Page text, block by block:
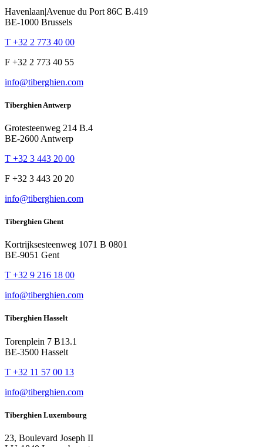
Havenlaan|Avenue du Port 86C B.419
BE-1000 Brussels
T +32 2 773 40 00
F +32 2 773 40 55
info@tiberghien.com
Tiberghien Antwerp
Grotesteenweg 214 B.4
BE-2600 Antwerp
T +32 3 443 20 00
F +32 3 443 20 20
info@tiberghien.com
Tiberghien Ghent
Kortrijksesteenweg 1071 B 0801
BE-9051 Gent
T +32 9 216 18 00
info@tiberghien.com
Tiberghien Hasselt
Torenplein 7 B13.1
BE-3500 Hasselt
T +32 11 57 00 13
info@tiberghien.com
Tiberghien Luxembourg
23, Boulevard Joseph II